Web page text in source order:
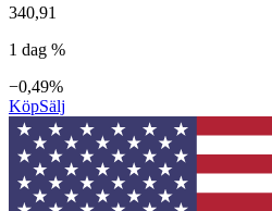
340,91
1 dag %
−0,49%
KöpSälj